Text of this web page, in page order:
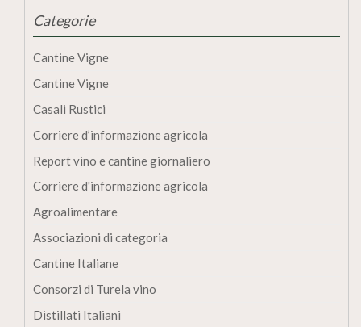
Categorie
Cantine Vigne
Cantine Vigne
Casali Rustici
Corriere d’informazione agricola
Report vino e cantine giornaliero
Corriere d'informazione agricola
Agroalimentare
Associazioni di categoria
Cantine Italiane
Consorzi di Turela vino
Distillati Italiani